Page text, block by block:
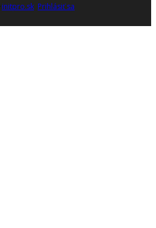
initpro.sk Prihlásiť sa